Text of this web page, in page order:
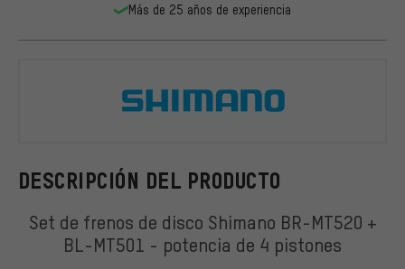
DESCRIPCIÓN DEL PRODUCTO
Set de frenos de disco Shimano BR-MT520 +
BL-MT501 - potencia de 4 pistones
Más de 25 años de experiencia
Shimano